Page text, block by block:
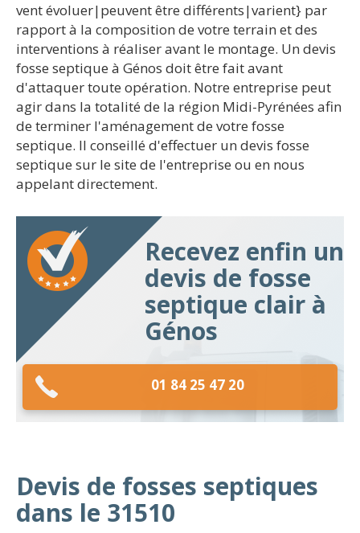
vent évoluer|peuvent être différents|varient} par
rapport à la composition de votre terrain et des
interventions à réaliser avant le montage. Un devis
fosse septique à Génos doit être fait avant
d'attaquer toute opération. Notre entreprise peut
agir dans la totalité de la région Midi-Pyrénées afin
de terminer l'aménagement de votre fosse
septique. Il conseillé d'effectuer un devis fosse
septique sur le site de l'entreprise ou en nous
appelant directement.
Recevez enfin un
devis de fosse
septique clair à
Génos
01 84 25 47 20
Devis de fosses septiques
dans le 31510